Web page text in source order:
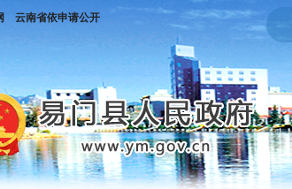
云南省依申请公开